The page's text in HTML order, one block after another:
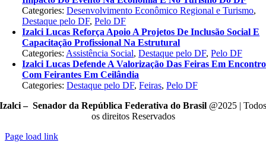
Categories:Desenvolvimento Econômico Regional e Turismo,
Destaque pelo DF,Pelo DF
Izalci Lucas Reforça Apoio A Projetos De Inclusão Social E
Capacitação Profissional Na Estrutural
Categories: Assistência Social,Destaque pelo DF,Pelo DF
Izalci Lucas Defende A Valorização Das Feiras Em Encontro
Com Feirantes Em Ceilândia
Categories:Destaque pelo DF,Feiras,Pelo DF
Izalci – Senador da República Federativa do Brasil @2025 | Todos
os direitos Reservados
Page load link